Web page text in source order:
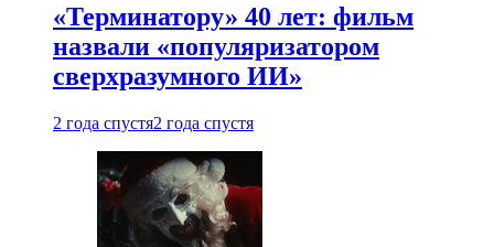
«Терминатору» 40 лет: фильм
назвали «популяризатором
сверхразумного ИИ»
2 года спустя2 года спустя